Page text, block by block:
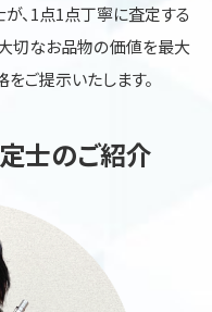
、1点1点丁寧に査定する
切なお品物の価値を最大
ご提示いたします。
士のご紹介